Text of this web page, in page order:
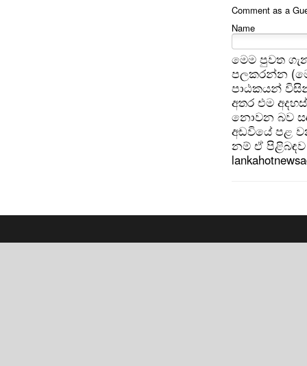
Comment as a
Name
මෙම පුවත
පලකරන්න
පාඨකයන්
අතර එම
නොවන බව
අඩවියේ පළ
නම් ඒ පිළිබඳව